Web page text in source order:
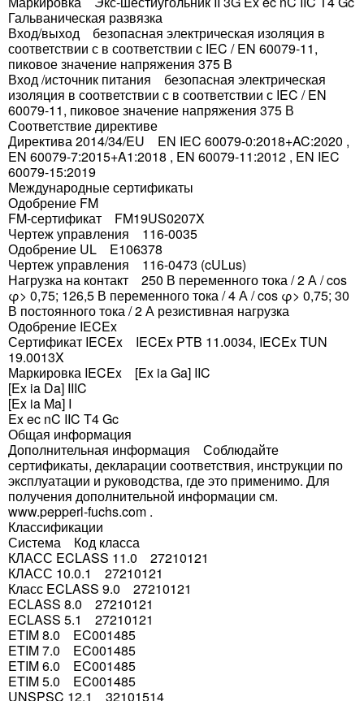
Гальваническая развязка
Вход/выход безопасная электрическая изоляция в
соответствии с в соответствии с IEC / EN 60079-11,
пиковое значение напряжения 375 В
Вход /источник питания безопасная электрическая
изоляция в соответствии с в соответствии с IEC / EN
60079-11, пиковое значение напряжения 375 В
Соответствие директиве
Директива 2014/34/EU EN IEC 60079-0:2018+AC:2020 ,
EN 60079-7:2015+A1:2018 , EN 60079-11:2012 , EN IEC
60079-15:2019
Международные сертификаты
Одобрение FM
FM-сертификат FM19US0207X
Чертеж управления 116-0035
Одобрение UL E106378
Чертеж управления 116-0473 (cULus)
Нагрузка на контакт 250 В переменного тока / 2 А / cos
φ> 0,75; 126,5 В переменного тока / 4 А / cos φ> 0,75; 30
В постоянного тока / 2 А резистивная нагрузка
Одобрение IECEx
Сертификат IECEx IECEx PTB 11.0034, IECEx TUN
19.0013X
Маркировка IECEx [Ex ia Ga] IIC
[Ex ia Da] IIIC
[Ex ia Ma] I
Ex ec nC IIC T4 Gc
Общая информация
Дополнительная информация Соблюдайте
сертификаты, декларации соответствия, инструкции по
эксплуатации и руководства, где это применимо. Для
получения дополнительной информации см.
www.pepperl-fuchs.com .
Классификации
Система Код класса
КЛАСС ECLASS 11.0 27210121
КЛАСС 10.0.1 27210121
Класс ECLASS 9.0 27210121
ECLASS 8.0 27210121
ECLASS 5.1 27210121
ETIM 8.0 EC001485
ETIM 7.0 EC001485
ETIM 6.0 EC001485
ETIM 5.0 EC001485
UNSPSC 12.1 32101514